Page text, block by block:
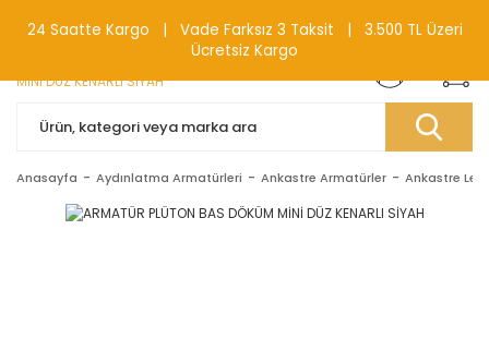
0(212) 240 87 88
Anasayfa Aydınlatma Armatürleri Ankastre Armatürler Ankastre
24 Saatte Kargo | Vade Farksız 3 Taksit | 3.500 TL Üzeri
Ücretsiz Kargo